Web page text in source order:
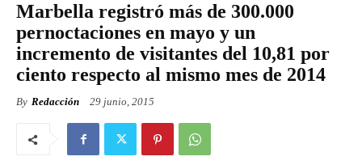
Marbella registró más de 300.000
pernoctaciones en mayo y un
incremento de visitantes del 10,81 por
ciento respecto al mismo mes de 2014
By Redacción 29 junio, 2015